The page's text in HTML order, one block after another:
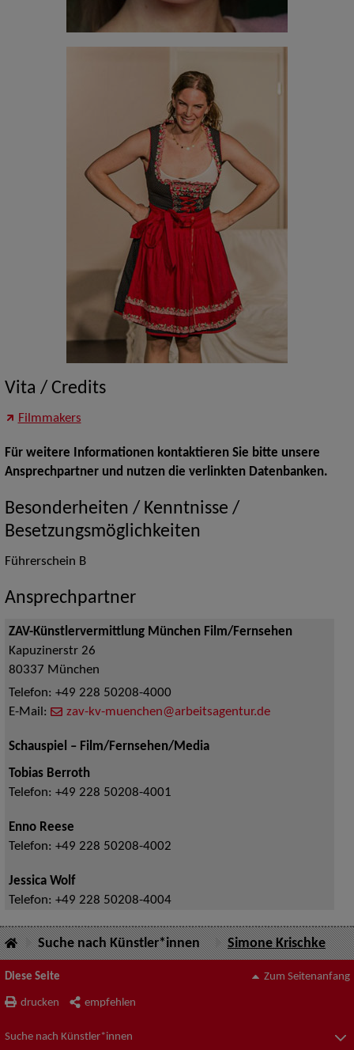
Vita / Credits
Filmmakers
Für weitere Informationen kontaktieren Sie bitte unsere
Ansprechpartner und nutzen die verlinkten Datenbanken.
Besonderheiten / Kenntnisse /
Besetzungsmöglichkeiten
Führerschein B
Ansprechpartner
ZAV-Künstlervermittlung München Film/Fernsehen
Kapuzinerstr 26
80337 München
Telefon: +49 228 50208-4000
E-Mail:
zav-kv-muenchen@arbeitsagentur.de
Schauspiel – Film/Fernsehen/Media
Tobias Berroth
Telefon: +49 228 50208-4001
Enno Reese
Telefon: +49 228 50208-4002
Jessica Wolf
Telefon: +49 228 50208-4004
Suche nach Künstler*innen Simone Krischke
Diese Seite
drucken empfehlen
Zum Seitenanfang
Suche nach Künstler*innen